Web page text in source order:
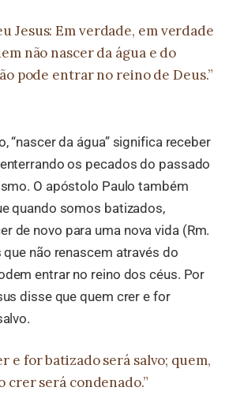
Jesus: Em verdade, em verdade
não nascer da água e do
pode entrar no reino de Deus.”
“nascer da água” significa receber
os pecados do passado
O apóstolo Paulo também
quando somos batizados,
de novo para uma nova vida (Rm.
que não renascem através do
entrar no reino dos céus. Por
disse que quem crer e for
e for batizado será salvo; quem,
crer será condenado.”